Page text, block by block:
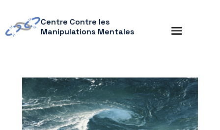
Centre Contre les
Manipulations Mentales